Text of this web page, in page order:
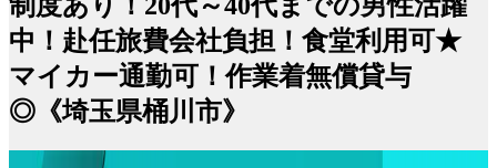
中！赴任旅費会社負担！食堂利用可★
マイカー通勤可！作業着無償貸与
◎《埼玉県桶川市》